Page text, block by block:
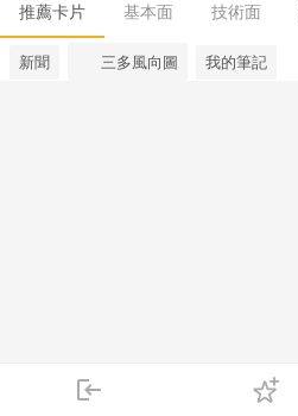
login
下單
推薦卡片 基本面 技術面
新聞 三多風向圖 我的筆記